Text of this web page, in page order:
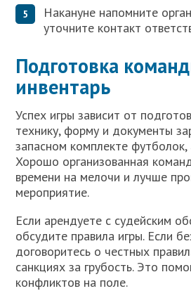
Накануне напомните
уточните контакт
Подготовка
инвентарь
Успех игры зависит от
технику, форму и документы
запасном комплекте футболок,
Хорошо организованная
времени на мелочи и лучше
мероприятие.
Если арендуете с судейским
обсудите правила игры. Если
договоритесь о честных
санкциях за грубость. Это
конфликтов на поле.